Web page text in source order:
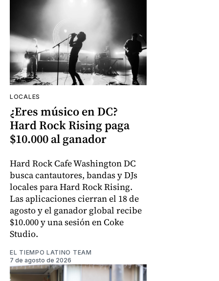
LOCALES
¿Eres músico en DC?
Hard Rock Rising paga
$10.000 al ganador
Hard Rock Cafe Washington DC
busca cantautores, bandas y DJs
locales para Hard Rock Rising.
Las aplicaciones cierran el 18 de
agosto y el ganador global recibe
$10.000 y una sesión en Coke
Studio.
EL TIEMPO LATINO TEAM
7 de agosto de 2026